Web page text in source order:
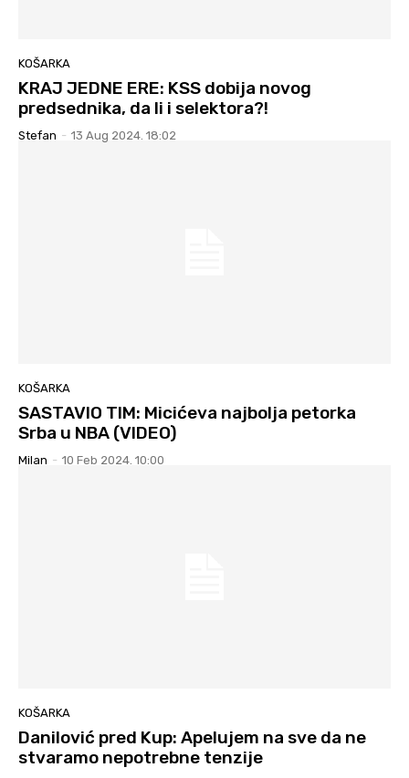
KOŠARKA
KRAJ JEDNE ERE: KSS dobija novog
predsednika, da li i selektora?!
Stefan - 13 Aug 2024. 18:02
KOŠARKA
SASTAVIO TIM: Micićeva najbolja petorka
Srba u NBA (VIDEO)
Milan - 10 Feb 2024. 10:00
KOŠARKA
Danilović pred Kup: Apelujem na sve da ne
stvaramo nepotrebne tenzije